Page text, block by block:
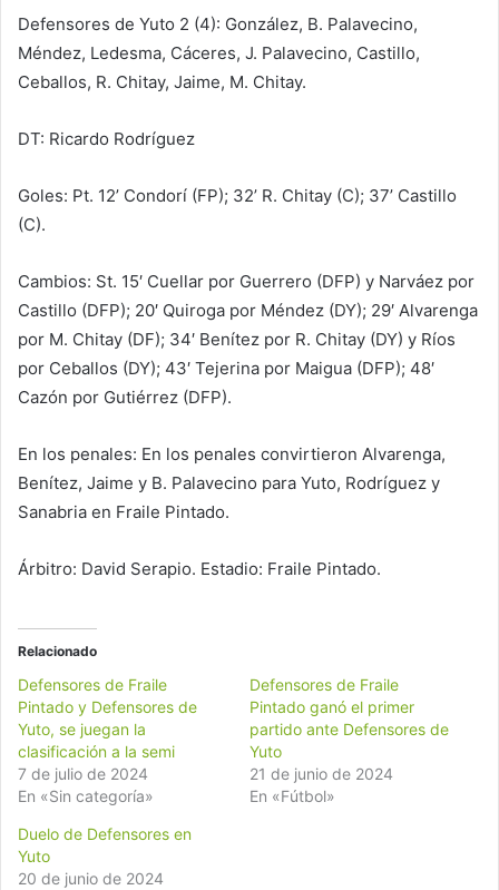
Defensores de Yuto 2 (4): González, B. Palavecino,
Méndez, Ledesma, Cáceres, J. Palavecino, Castillo,
Ceballos, R. Chitay, Jaime, M. Chitay.
DT: Ricardo Rodríguez
Goles: Pt. 12’ Condorí (FP); 32’ R. Chitay (C); 37’ Castillo
(C).
Cambios: St. 15′ Cuellar por Guerrero (DFP) y Narváez por
Castillo (DFP); 20′ Quiroga por Méndez (DY); 29′ Alvarenga
por M. Chitay (DF); 34′ Benítez por R. Chitay (DY) y Ríos
por Ceballos (DY); 43′ Tejerina por Maigua (DFP); 48′
Cazón por Gutiérrez (DFP).
En los penales: En los penales convirtieron Alvarenga,
Benítez, Jaime y B. Palavecino para Yuto, Rodríguez y
Sanabria en Fraile Pintado.
Árbitro: David Serapio. Estadio: Fraile Pintado.
Relacionado
Defensores de Fraile
Pintado y Defensores de
Yuto, se juegan la
clasificación a la semi
7 de julio de 2024
En «Sin categoría»
Defensores de Fraile
Pintado ganó el primer
partido ante Defensores de
Yuto
21 de junio de 2024
En «Fútbol»
Duelo de Defensores en
Yuto
20 de junio de 2024